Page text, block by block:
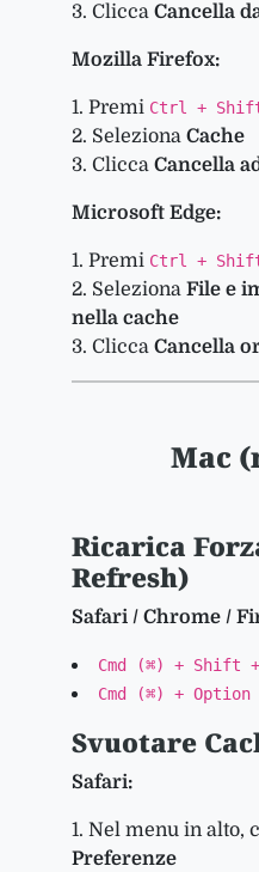
Clicca Cancella
Mozilla Firefox:
Premi Ctrl + Shift
Seleziona Cache
Clicca Cancella
Microsoft Edge:
Premi Ctrl + Shift
Seleziona File e
nella cache
Clicca Cancella
Mac
Ricarica
Refresh)
Safari / Chrome /
Cmd (⌘) + Shift
Cmd (⌘) +
Svuotare
Safari:
Nel menu in alto,
Preferenze